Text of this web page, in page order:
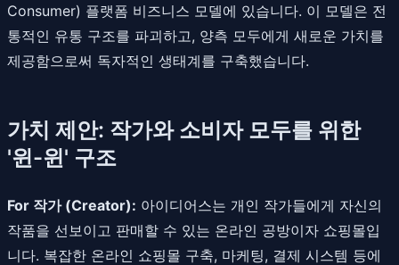
Consumer) 플랫폼 비즈니스 모델에 있습니다. 이 모델은 전
통적인 유통 구조를 파괴하고, 양측 모두에게 새로운 가치를
제공함으로써 독자적인 생태계를 구축했습니다.
가치 제안: 작가와 소비자 모두를 위한
'윈-윈' 구조
For 작가 (Creator): 아이디어스는 개인 작가들에게 자신의
작품을 선보이고 판매할 수 있는 온라인 공방이자 쇼핑몰입
니다. 복잡한 온라인 쇼핑몰 구축, 마케팅, 결제 시스템 등에